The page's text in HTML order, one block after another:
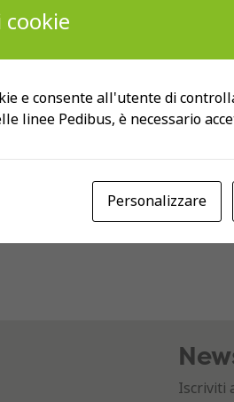
Iscriviti
e consente all'utente di
linee Pedibus, è necessario
Personalizzare